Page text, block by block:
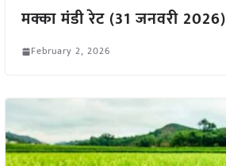
मक्का मंडी रेट (31 जनवरी 2026)
February 2, 2026